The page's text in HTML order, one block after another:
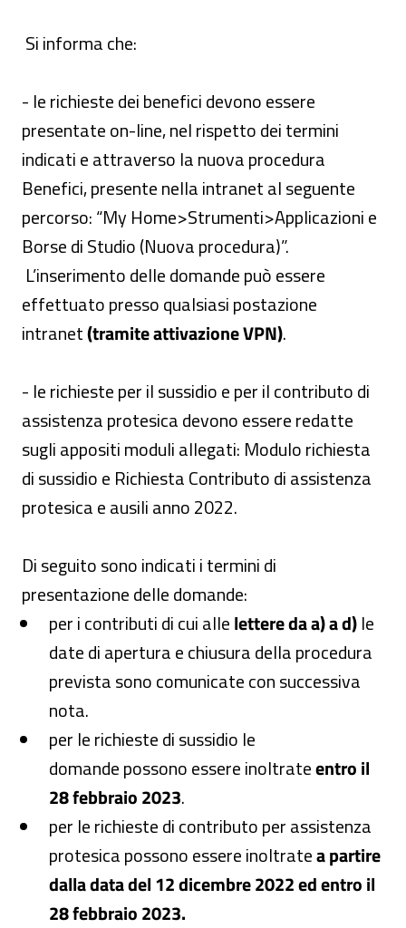
Si informa che:
- le richieste dei benefici devono essere
presentate on-line, nel rispetto dei termini
indicati e attraverso la nuova procedura
Benefici, presente nella intranet al seguente
percorso: “My Home>Strumenti>Applicazioni e
Borse di Studio (Nuova procedura)”.
L’inserimento delle domande può essere
effettuato presso qualsiasi postazione
intranet(tramite attivazione VPN).
- le richieste per il sussidio e per il contributo di
assistenza protesica devono essere redatte
sugli appositi moduli allegati: Modulo richiesta
di sussidio e Richiesta Contributo di assistenza
protesica e ausili anno 2022.
Di seguito sono indicati i termini di
presentazione delle domande:
per i contributi di cui allelettere da a) a d)le
date di apertura e chiusura della procedura
prevista sono comunicate con successiva
nota.
per le richieste di sussidio le
domande possono essere inoltrateentro il
28 febbraio 2023.
per le richieste di contributo per assistenza
protesica possono essere inoltratea partire
dalla data del 12 dicembre 2022 ed entro il
28 febbraio 2023.